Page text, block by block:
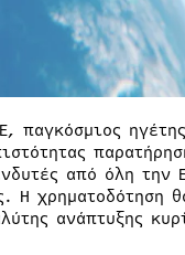
παγκόσμιος
από όλη
Η χρηματοδότηση
ανάπτυξης